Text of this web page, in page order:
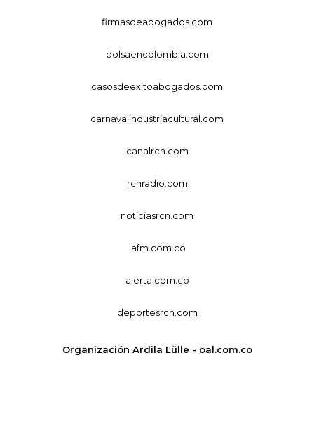
firmasdeabogados.com
bolsaencolombia.com
casosdeexitoabogados.com
carnavalindustriacultural.com
canalrcn.com
rcnradio.com
noticiasrcn.com
lafm.com.co
alerta.com.co
deportesrcn.com
Organización Ardila Lülle - oal.com.co